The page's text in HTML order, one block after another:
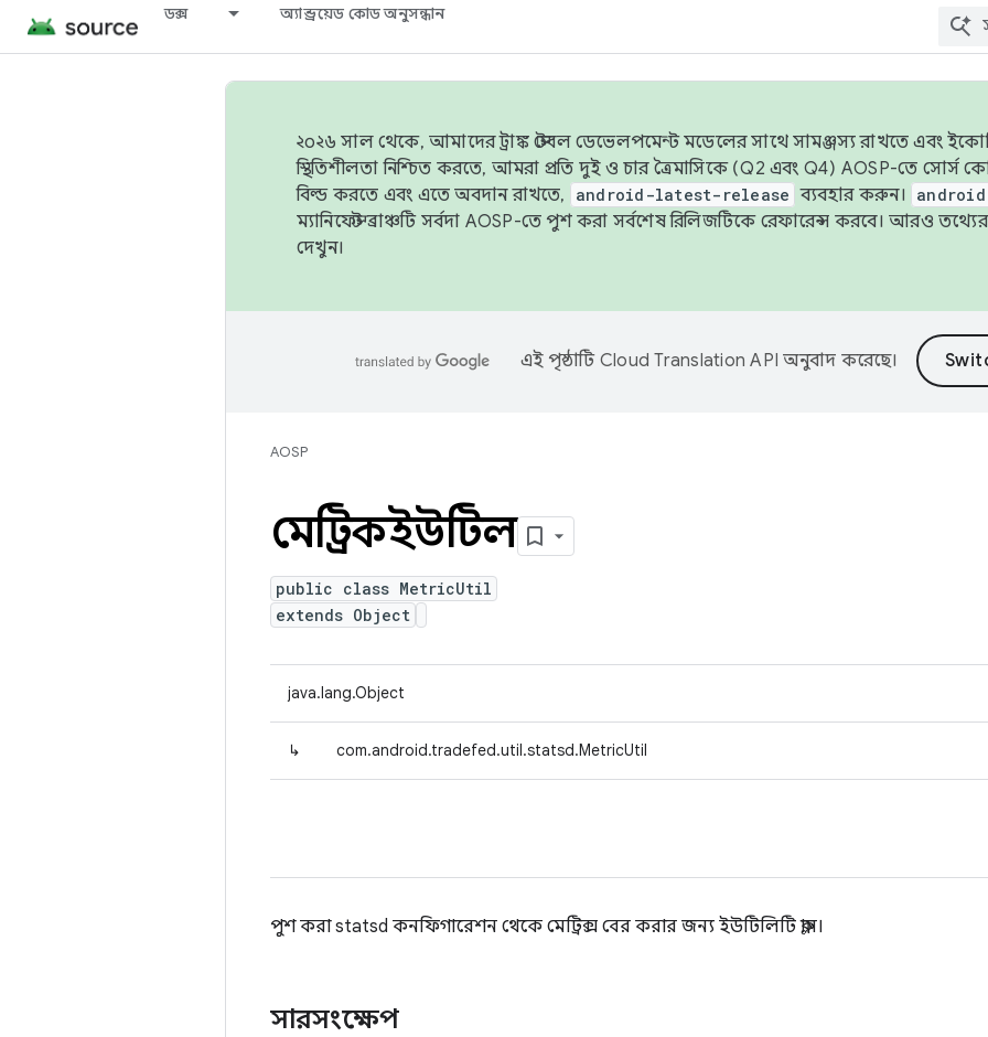
ডক্স অ্যান্ড্রয়েড কোড অনুসন্ধান
২০২৬ সাল থেকে, আমাদের ট্রাঙ্ক স্টেবল ডেভেলপমেন্ট মডেলের সাথে সামঞ্জস্য রাখতে এবং
স্থিতিশীলতা নিশ্চিত করতে, আমরা প্রতি দুই ও চার ত্রৈমাসিকে (Q2 এবং Q4) AOSP-তে সোর্স
বিল্ড করতে এবং এতে অবদান রাখতে,
android-latest-release ব্যবহার করুন।
ম্যানিফেস্ট ব্রাঞ্চটি সর্বদা AOSP-তে পুশ করা সর্বশেষ রিলিজটিকে রেফারেন্স করবে। আরও
দেখুন।
এই পৃষ্ঠাটি Cloud Translation API অনুবাদ করেছে।
AOSP
মেট্রিকইউটিল
public class MetricUtil
extends Object
java.lang.Object
↳ com.android.tradefed.util.statsd.MetricUtil
পুশ করা statsd কনফিগারেশন থেকে মেট্রিক্স বের করার জন্য ইউটিলিটি ক্লাস।
সারসংক্ষেপ